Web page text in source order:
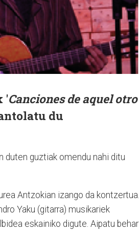
'Canciones de aquel otro
du
duten guztiak omendu nahi ditu
Antzokian izango da kontzertua.
Yaku (gitarra) musikariek
eskainiko digute. Aipatu behar